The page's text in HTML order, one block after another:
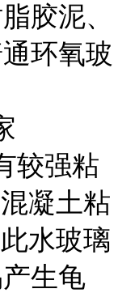
胶泥、
环氧玻
较强粘
混凝土粘
此水玻璃
生龟